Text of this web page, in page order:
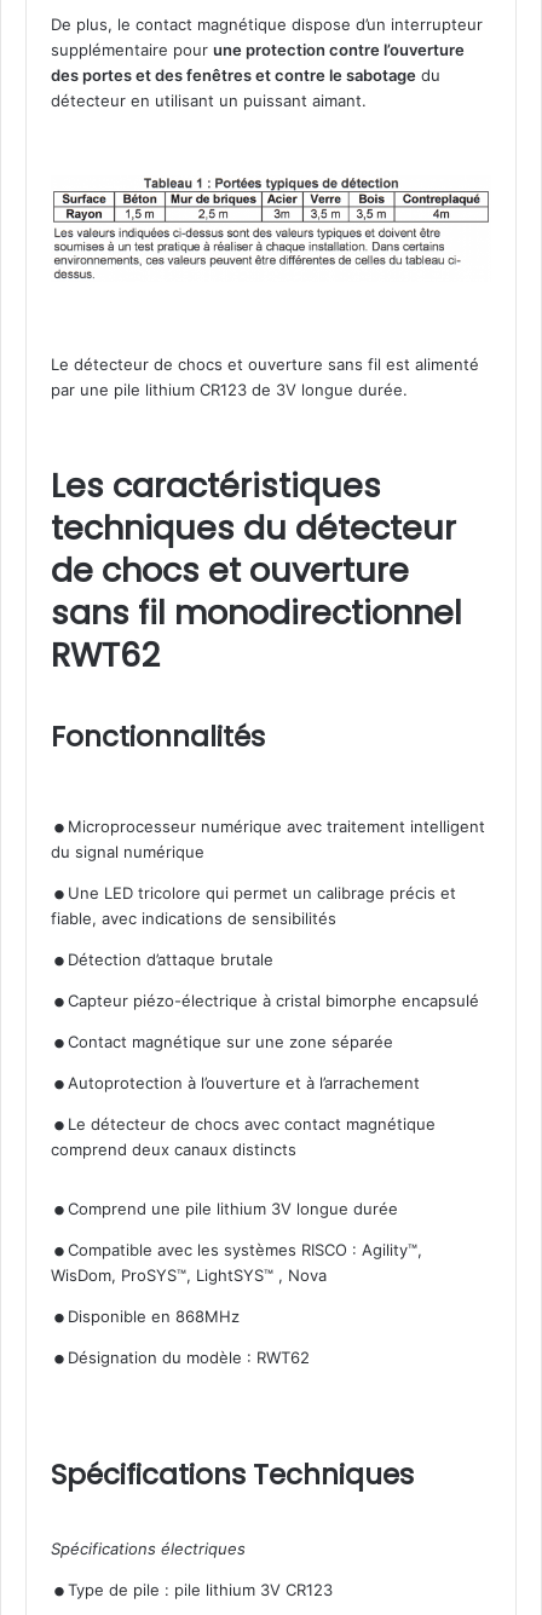
De plus, le contact magnétique dispose d’un interrupteur
supplémentaire pour une protection contre l’ouverture
des portes et des fenêtres et contre le sabotage du
détecteur en utilisant un puissant aimant.
Le détecteur de chocs et ouverture sans fil est alimenté
par une pile lithium CR123 de 3V longue durée.
Les caractéristiques
techniques du détecteur
de chocs et ouverture
sans fil monodirectionnel
RWT62
Fonctionnalités
. Microprocesseur numérique avec traitement intelligent
du signal numérique
.Une LED tricolore qui permet un calibrage précis et
fiable, avec indications de sensibilités
.Détection d’attaque brutale
.Capteur piézo-électrique à cristal bimorphe encapsulé
.Contact magnétique sur une zone séparée
.Autoprotection à l’ouverture et à l’arrachement
. Le détecteur de chocs avec contact magnétique
comprend deux canaux distincts
.Comprend une pile lithium 3V longue durée
.Compatible avec les systèmes RISCO : Agility™,
WisDom, ProSYS™, LightSYS™ , Nova
.Disponible en 868MHz
. Désignation du modèle : RWT62
Spécifications Techniques
Spécifications électriques
.Type de pile : pile lithium 3V CR123